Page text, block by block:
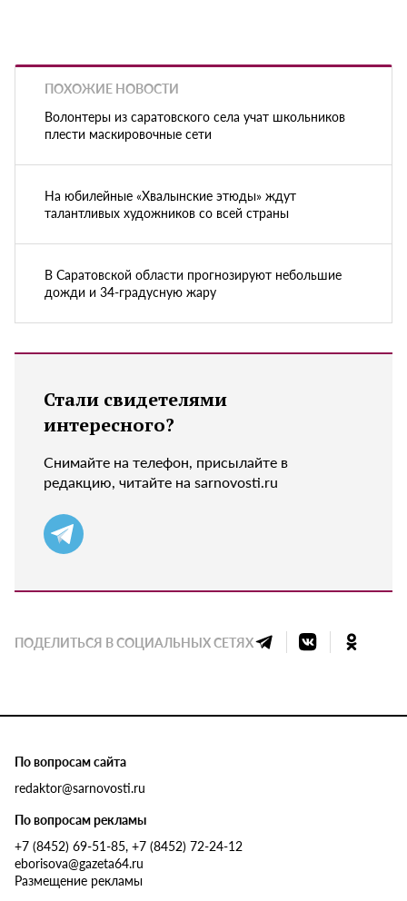
ПОХОЖИЕ НОВОСТИ
Волонтеры из саратовского села учат школьников
плести маскировочные сети
На юбилейные «Хвалынские этюды» ждут
талантливых художников со всей страны
В Саратовской области прогнозируют небольшие
дожди и 34-градусную жару
Стали свидетелями
интересного?
Снимайте на телефон, присылайте в
редакцию, читайте на sarnovosti.ru
ПОДЕЛИТЬСЯ В СОЦИАЛЬНЫХ СЕТЯХ
По вопросам сайта
redaktor@sarnovosti.ru
По вопросам рекламы
+7 (8452) 69-51-85, +7 (8452) 72-24-12
eborisova@gazeta64.ru
Размещение рекламы